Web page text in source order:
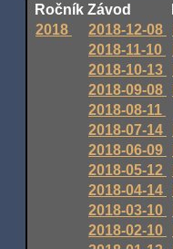
Ročník Závod
2018
2018-12-08
2018-11-10
2018-10-13
2018-09-08
2018-08-11
2018-07-14
2018-06-09
2018-05-12
2018-04-14
2018-03-10
2018-02-10